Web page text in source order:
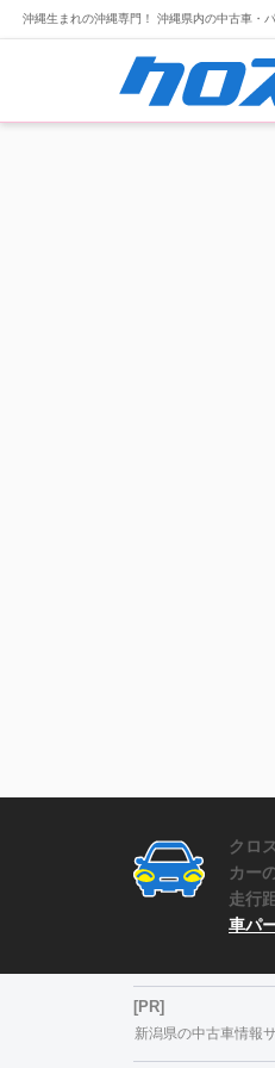
沖縄生まれの沖縄専門！ 沖縄県内の中古車・
クロ
カー
走行
車パ
[PR]
新潟県の中古車情報